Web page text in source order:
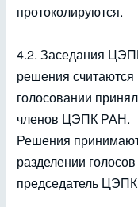
протоколируются.
4.2. Заседания
решения
голосовании
членов ЦЭПК РАН.
Решения
разделении
председатель